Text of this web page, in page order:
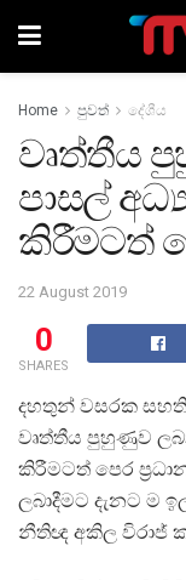
Home පුවත් දේශීය
වෘත්තීය
පාසල්
කිරීමටත්
22 August 2019
0
SHARES
දහතුන් වසරක
වෘත්තීය පුහුණුව
කිරීමටත් පෙර
ලබාදීමට දැනට ම
නීතිඥ අකිල විරාජ්